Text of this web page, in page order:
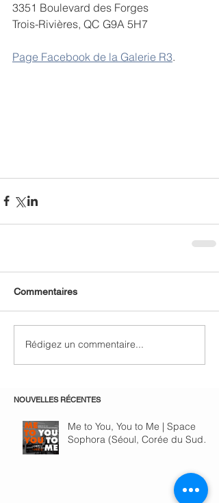
3351 Boulevard des Forges
Trois-Rivières, QC G9A 5H7
Page Facebook de la Galerie R3.
Commentaires
Rédigez un commentaire...
NOUVELLES RÉCENTES
Me to You, You to Me | Space
Sophora (Séoul, Corée du Sud)